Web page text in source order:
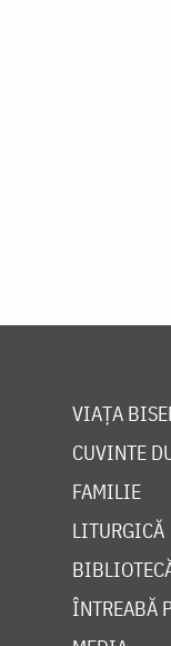
VIAȚA
CUVINTE
FAMILIE
LITURGICĂ
ÎNTREABĂ